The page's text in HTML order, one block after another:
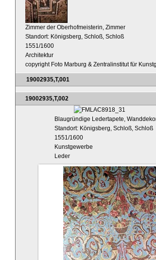
Zimmer der Oberhofmeisterin, Zimmer
Standort: Königsberg, Schloß, Schloß
1551/1600
Architektur
copyright Foto Marburg & Zentralinstitut für
19002935,T,001
19002935,T,002
Blaugründige Ledertapete,
Standort: Königsberg, Schloß, Schloß
1551/1600
Kunstgewerbe
Leder